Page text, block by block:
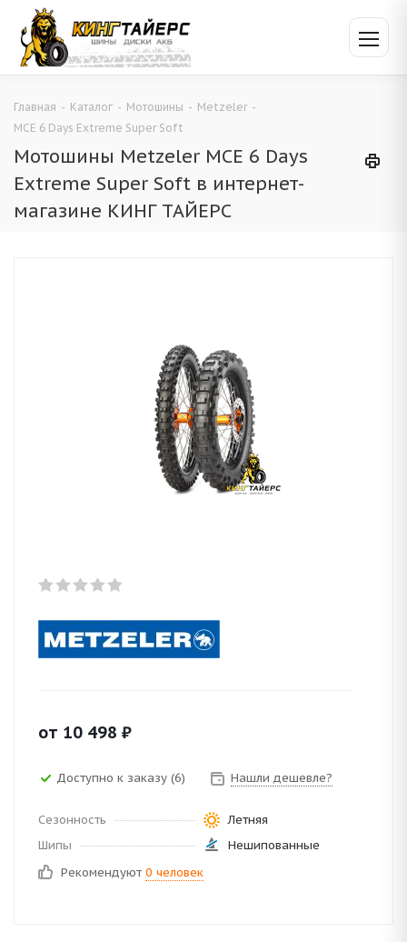
Главная - Каталог - Мотошины - Metzeler -
MCE 6 Days Extreme Super Soft
Мотошины Metzeler MCE 6 Days
Extreme Super Soft в интернет-
магазине КИНГ ТАЙЕРС
от 10 498 ₽
Доступно к заказу (6) Нашли дешевле?
Сезонность
Летняя
Шипы
Нешипованные
Рекомендуют 0 человек